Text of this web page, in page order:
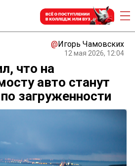
@Игорь Чамовских
12 мая 2026, 12:04
что на
авто станут
загруженности